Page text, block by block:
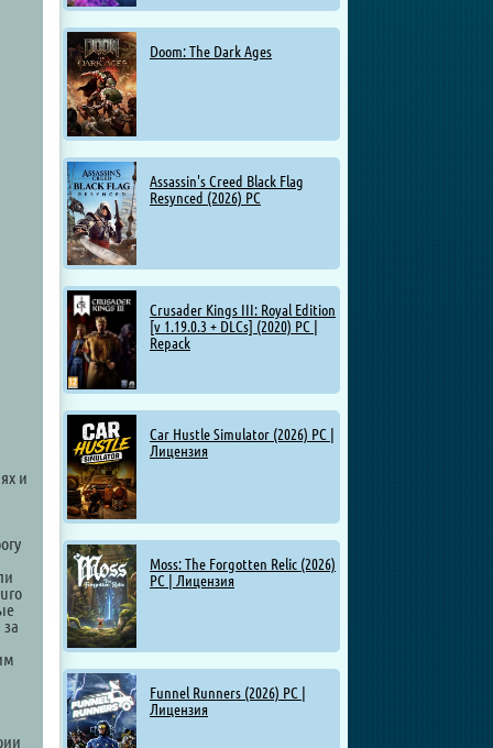
Doom: The Dark Ages
Assassin's Creed Black Flag
Resynced (2026) PC
Crusader Kings III: Royal Edition
[v 1.19.0.3 + DLCs] (2020) PC |
Repack
Car Hustle Simulator (2026) PC |
Лицензия
Moss: The Forgotten Relic (2026)
PC | Лицензия
Funnel Runners (2026) PC |
Лицензия
и